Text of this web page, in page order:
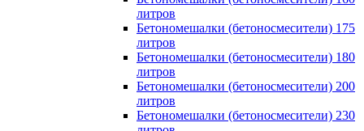
литров
Бетономешалки (бетоносмесители) 175
литров
Бетономешалки (бетоносмесители) 180
литров
Бетономешалки (бетоносмесители) 200
литров
Бетономешалки (бетоносмесители) 230